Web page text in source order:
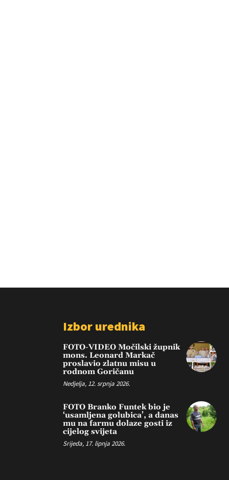
Izbor urednika
FOTO-VIDEO Močilski župnik
mons. Leonard Markač
proslavio zlatnu misu u
rodnom Goričanu
Nedjelja, 12. srpnja 2026.
FOTO Branko Funtek bio je
‘usamljena golubica’, a danas
mu na farmu dolaze gosti iz
cijelog svijeta
Srijeda, 17. lipnja 2026.